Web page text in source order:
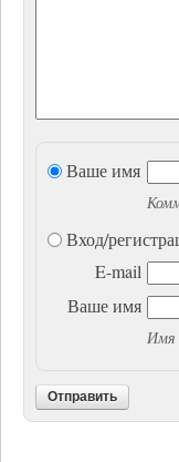
Ваше имя
Вход/
E-mail
Ваше имя
Имя
Отправить